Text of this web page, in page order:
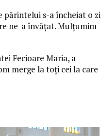
părintelui s-a încheiat o zi
ne-a învățat. Mulțumim
Fecioare Maria, a
merge la toți cei la care